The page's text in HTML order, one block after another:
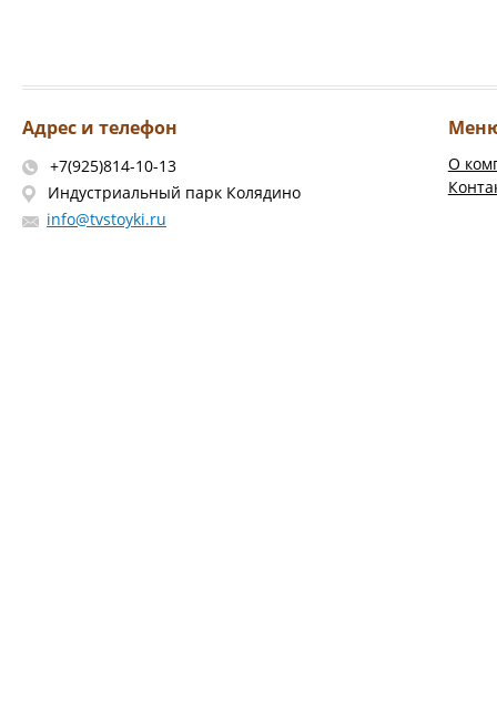
Адрес и телефон
+7(925)814-10-13
Индустриальный парк Колядино
info@tvstoyki.ru
О